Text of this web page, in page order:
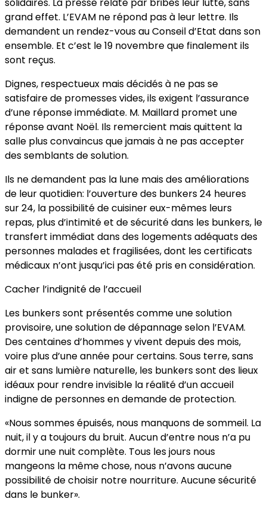
solidaires. La presse relate par bribes leur lutte, sans
grand effet. L’EVAM ne répond pas à leur lettre. Ils
demandent un rendez-vous au Conseil d’Etat dans son
ensemble. Et c’est le 19 novembre que finalement ils
sont reçus.
Dignes, respectueux mais décidés à ne pas se
satisfaire de promesses vides, ils exigent l’assurance
d’une réponse immédiate. M. Maillard promet une
réponse avant Noël. Ils remercient mais quittent la
salle plus convaincus que jamais à ne pas accepter
des semblants de solution.
Ils ne demandent pas la lune mais des améliorations
de leur quotidien: l’ouverture des bunkers 24 heures
sur 24, la possibilité de cuisiner eux-mêmes leurs
repas, plus d’intimité et de sécurité dans les bunkers, le
transfert immédiat dans des logements adéquats des
personnes malades et fragilisées, dont les certificats
médicaux n’ont jusqu’ici pas été pris en considération.
Cacher l’indignité de l’accueil
Les bunkers sont présentés comme une solution
provisoire, une solution de dépannage selon l’EVAM.
Des centaines d’hommes y vivent depuis des mois,
voire plus d’une année pour certains. Sous terre, sans
air et sans lumière naturelle, les bunkers sont des lieux
idéaux pour rendre invisible la réalité d’un accueil
indigne de personnes en demande de protection.
«Nous sommes épuisés, nous manquons de sommeil. La
nuit, il y a toujours du bruit. Aucun d’entre nous n’a pu
dormir une nuit complète. Tous les jours nous
mangeons la même chose, nous n’avons aucune
possibilité de choisir notre nourriture. Aucune sécurité
dans le bunker».